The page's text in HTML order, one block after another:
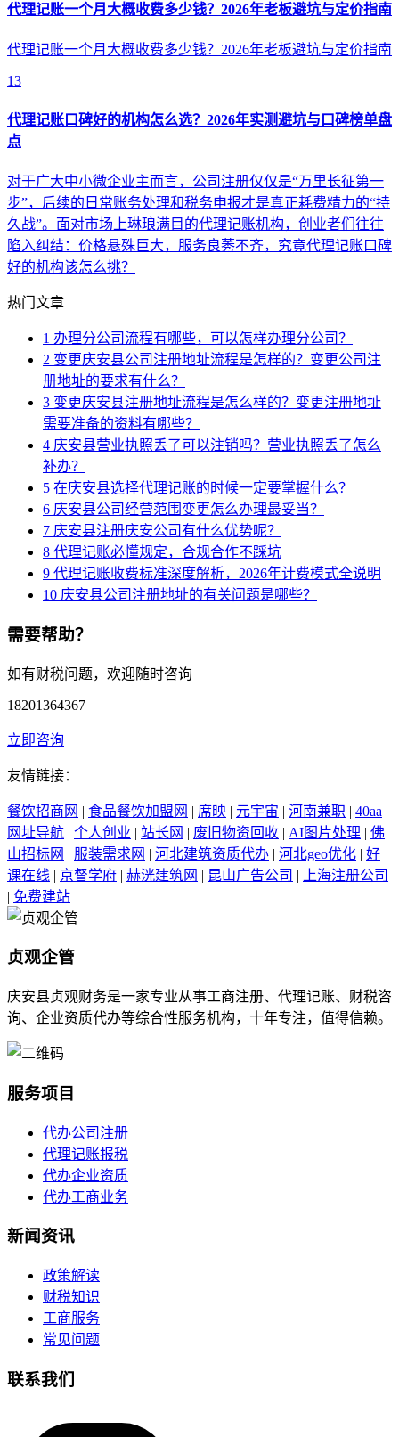
代理记账一个月大概收费多少钱？2026年老板避坑与定价指南
代理记账一个月大概收费多少钱？2026年老板避坑与定价指南
13
代理记账口碑好的机构怎么选？2026年实测避坑与口碑榜单盘
点
对于广大中小微企业主而言，公司注册仅仅是“万里长征第一
步”，后续的日常账务处理和税务申报才是真正耗费精力的“持
久战”。面对市场上琳琅满目的代理记账机构，创业者们往往
陷入纠结：价格悬殊巨大，服务良莠不齐，究竟代理记账口碑
好的机构该怎么挑？
热门文章
1 办理分公司流程有哪些，可以怎样办理分公司？
2 变更庆安县公司注册地址流程是怎样的？变更公司注
册地址的要求有什么？
3 变更庆安县注册地址流程是怎么样的？变更注册地址
需要准备的资料有哪些？
4 庆安县营业执照丢了可以注销吗？营业执照丢了怎么
补办？
5 在庆安县选择代理记账的时候一定要掌握什么？
6 庆安县公司经营范围变更怎么办理最妥当？
7 庆安县注册庆安公司有什么优势呢？
8 代理记账必懂规定，合规合作不踩坑
9 代理记账收费标准深度解析，2026年计费模式全说明
10 庆安县公司注册地址的有关问题是哪些？
需要帮助？
如有财税问题，欢迎随时咨询
18201364367
立即咨询
友情链接：
餐饮招商网 | 食品餐饮加盟网 | 席映 | 元宇宙 | 河南兼职 | 40aa
网址导航 | 个人创业 | 站长网 | 废旧物资回收 | AI图片处理 | 佛
山招标网 | 服装需求网 | 河北建筑资质代办 | 河北geo优化 | 好
课在线 | 京督学府 | 赫洸建筑网 | 昆山广告公司 |
上海注册公司
| 免费建站
贞观企管
庆安县贞观财务是一家专业从事工商注册、代理记账、财税咨
询、企业资质代办等综合性服务机构，十年专注，值得信赖。
服务项目
代办公司注册
代理记账报税
代办企业资质
代办工商业务
新闻资讯
政策解读
财税知识
工商服务
常见问题
联系我们